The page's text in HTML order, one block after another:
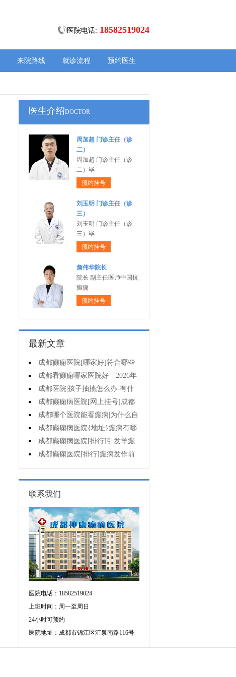
医院电话: 18582519024
来院路线 就诊流程 预约医生
医生介绍DOCTOR
周加超 门诊主任（诊
二）
周加超 门诊主任（诊
二）毕
预约挂号
刘玉明 门诊主任（诊
三）
刘玉明 门诊主任（诊
三）毕
预约挂号
詹伟华院长
院长 副主任医师中国抗
癫痫
预约挂号
最新文章
成都癫痫医院[哪家好]符合哪些
条件可减药、停药?
成都看癫痫哪家医院好「2026年
度公布」孩子高烧不退当心变成癫
痫!
成都医院|孩子抽搐怎么办-有什
么好的方法可以预防癫痫发作?
成都癫痫病医院[网上挂号]成都
哪里有治疗癫痫的中医?
成都哪个医院能看癫痫|为什么自
己会得癫痫病?
成都癫痫病医院{地址}癫痫有哪
些危害?
成都癫痫病医院[排行]引发羊癫
疯的因素有哪些?
成都癫痫医院[排行]癫痫发作前
有感觉吗?
联系我们
医院电话：18582519024
上班时间：周一至周日
24小时可预约
医院地址：成都市锦江区汇泉南路116号